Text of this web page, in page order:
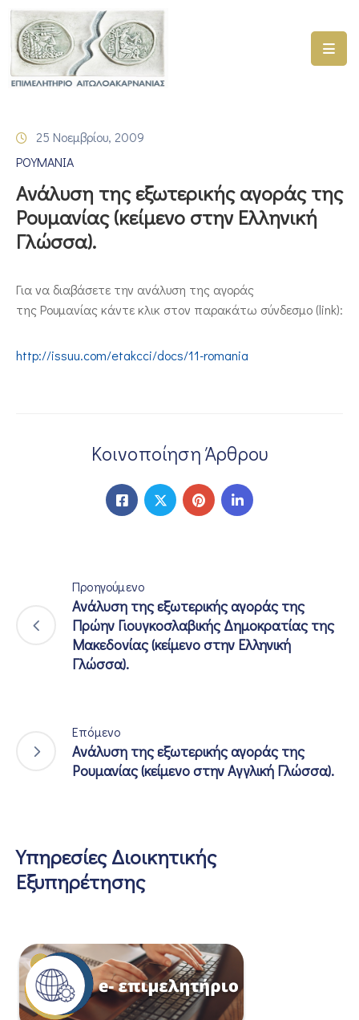
ΑΡΧΙΚΗ
ΓΕΜΗ
–
ΠΡΟΓΡΑΜΜΑΤΑ
ΕΠΙΜΕΛΗΤΗΡΙΟΥ
ΣΕ
ΕΤΑΙΡΕΙΕΣ
ΕΠΙΚΑΙΡΟΤΗΤΑ
25 Νοεμβρίου, 2009
ΡΟΥΜΑΝΙΑ
Ανάλυση της εξωτερικής αγοράς της
Ρουμανίας (κείμενο στην Ελληνική
Γλώσσα).
Για να διαβάσετε την ανάλυση της αγοράς
της Ρουμανίας κάντε κλικ στον παρακάτω σύνδεσμο (link):
http://issuu.com/etakcci/docs/11-romania
Κοινοποίηση Άρθρου
Προηγούμενο
Ανάλυση της εξωτερικής αγοράς της
Πρώην Γιουγκοσλαβικής Δημοκρατίας της
Μακεδονίας (κείμενο στην Ελληνική
Γλώσσα).
Επόμενο
Ανάλυση της εξωτερικής αγοράς της
Ρουμανίας (κείμενο στην Αγγλική Γλώσσα).
Υπηρεσίες Διοικητικής
Εξυπηρέτησης